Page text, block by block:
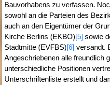
Bauvorhabens zu verfassen.
sowohl an die Parteien des
auch an den Eigentümer der
Kirche Berlins (EKBO)[5] sowie
Stadtmitte (EVFBS)[6] versandt.
Angeschriebenen alle freundlich
unterschiedliche Positionen
Unterschriftenliste erstellt und